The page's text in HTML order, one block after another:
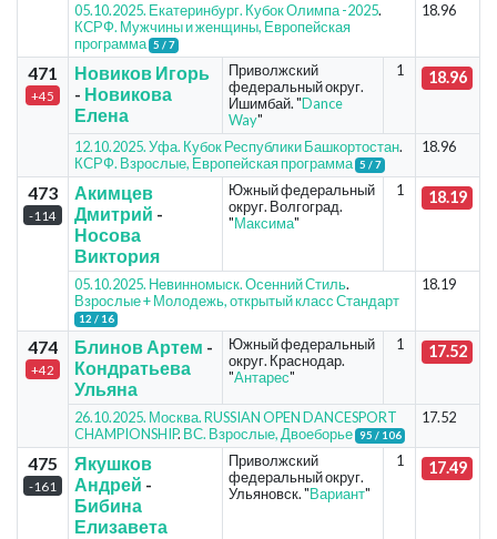
05.10.2025. Екатеринбург. Кубок Олимпа -2025.
КСРФ. Мужчины и женщины, Европейская
программа 5 / 7
18.96
471
+45
Новиков Игорь
- Новикова
Елена
Приволжский
федеральный округ.
Ишимбай. "Dance
Way"
1 18.96
12.10.2025. Уфа. Кубок Республики Башкортостан.
КСРФ. Взрослые, Европейская программа 5 / 7
18.96
473
-114
Акимцев
Дмитрий -
Носова
Виктория
Южный федеральный
округ. Волгоград.
"Максима"
1 18.19
05.10.2025. Невинномыск. Осенний Стиль.
Взрослые + Молодежь, открытый класс Стандарт
12 / 16
18.19
474
+42
Блинов Артем -
Кондратьева
Ульяна
Южный федеральный
округ. Краснодар.
"Антарес"
1 17.52
26.10.2025. Москва. RUSSIAN OPEN DANCESPORT
CHAMPIONSHIP. ВС. Взрослые, Двоеборье 95 / 106
17.52
475
-161
Якушков
Андрей -
Бибина
Елизавета
Приволжский
федеральный округ.
Ульяновск. "Вариант"
1 17.49